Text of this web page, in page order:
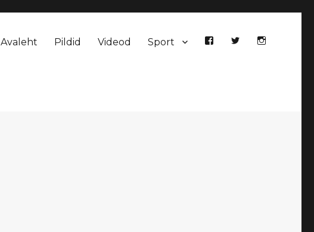
Avaleht Pildid Videod Sport